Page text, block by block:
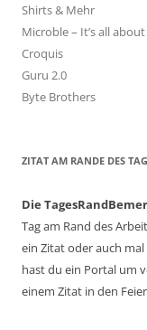
Shirts & Mehr
Microble – It’s all
Croquis
Guru 2.0
Byte Brothers
ZITAT AM RANDE DES
Die
Tag am Rand des
ein Zitat oder auch
hast du ein Portal um
einem Zitat in den